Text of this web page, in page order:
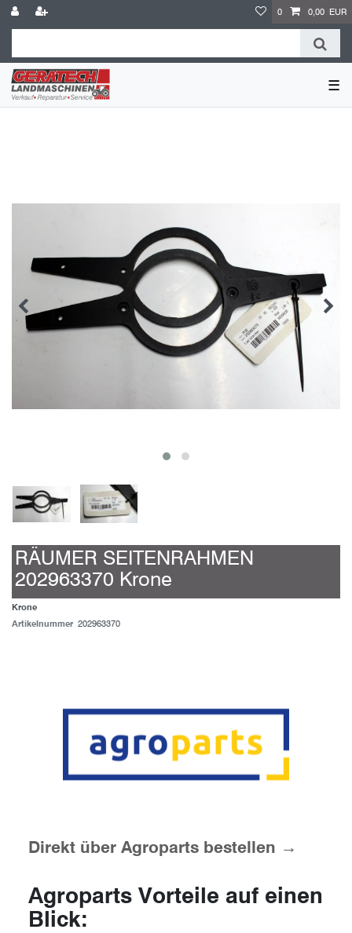
0 0,00 EUR
☰
RÄUMER SEITENRAHMEN
202963370 Krone
Krone
Artikelnummer 202963370
Direkt über Agroparts bestellen →
Agroparts Vorteile auf einen
Blick: